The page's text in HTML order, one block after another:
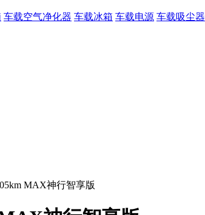
车载空气净化器 车载冰箱 车载电源 车载吸尘器
MAX神行智享版